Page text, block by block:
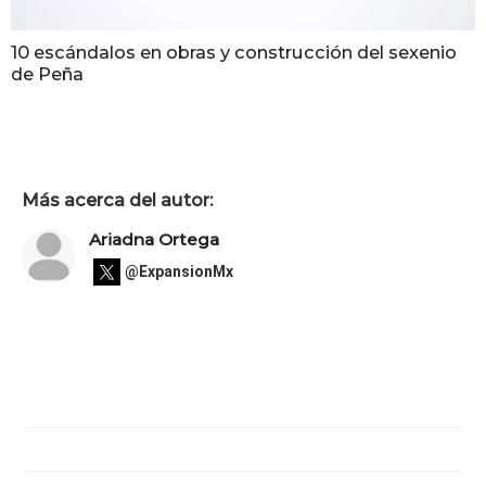
10 escándalos en obras y construcción del sexenio
de Peña
Más acerca del autor:
Ariadna Ortega
@ExpansionMx